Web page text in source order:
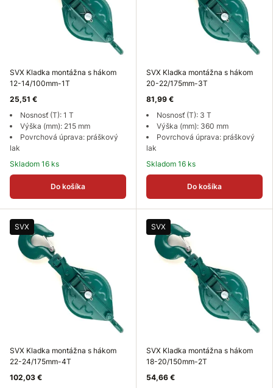
SVX Kladka montážna s hákom
12-14/100mm-1T
25,51 €
Nosnosť (T): 1 T
Výška (mm): 215 mm
Povrchová úprava: práškový
lak
Skladom 16 ks
Do košíka
SVX Kladka montážna s hákom
20-22/175mm-3T
81,99 €
Nosnosť (T): 3 T
Výška (mm): 360 mm
Povrchová úprava: práškový
lak
Skladom 16 ks
Do košíka
SVX
SVX Kladka montážna s hákom
22-24/175mm-4T
102,03 €
SVX
SVX Kladka montážna s hákom
18-20/150mm-2T
54,66 €